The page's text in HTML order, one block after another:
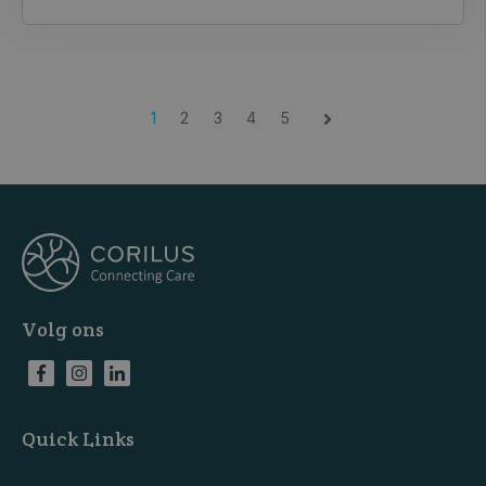
1 2 3 4 5
Volgende
Volg ons
Quick Links